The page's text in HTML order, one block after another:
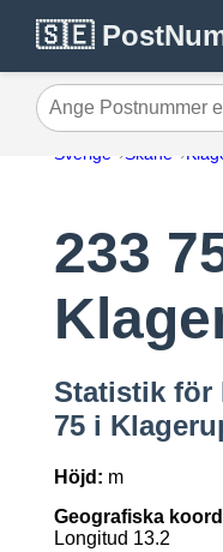
🇸🇪
Ange Postnummer
Sverige Skåne
233
Statistik för
75 i
Höjd: m
Geografiska
Longitud 13.2